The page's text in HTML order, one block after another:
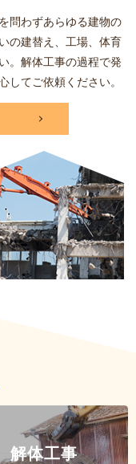
問わずあらゆる建物の
の建替え、工場、体育
。 解体工事の過程で発
してご依頼ください。
解体工事